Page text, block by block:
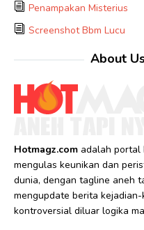
Penampakan Misterius
Screenshot Bbm Lucu
About
Hotmagz.comadalah portal
mengulas keunikan dan
dunia, dengan tagline aneh
mengupdate berita kejadian-
kontroversial diluar logika